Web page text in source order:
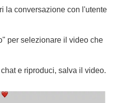
la conversazione con l'utente
per selezionare il video che
e riproduci, salva il video.